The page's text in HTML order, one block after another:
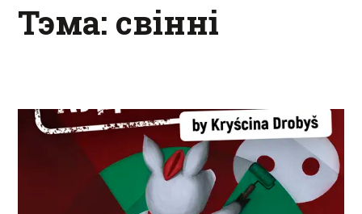
Тэма: свінні